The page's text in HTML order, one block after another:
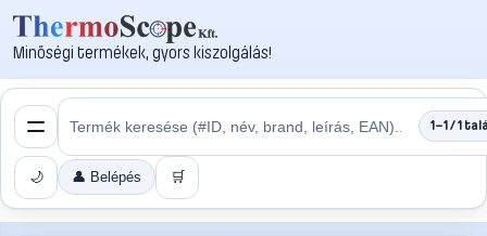
Minőségi termékek, gyors kiszolgálás!
1–1 / 1
🌙 👤 Belépés 🛒